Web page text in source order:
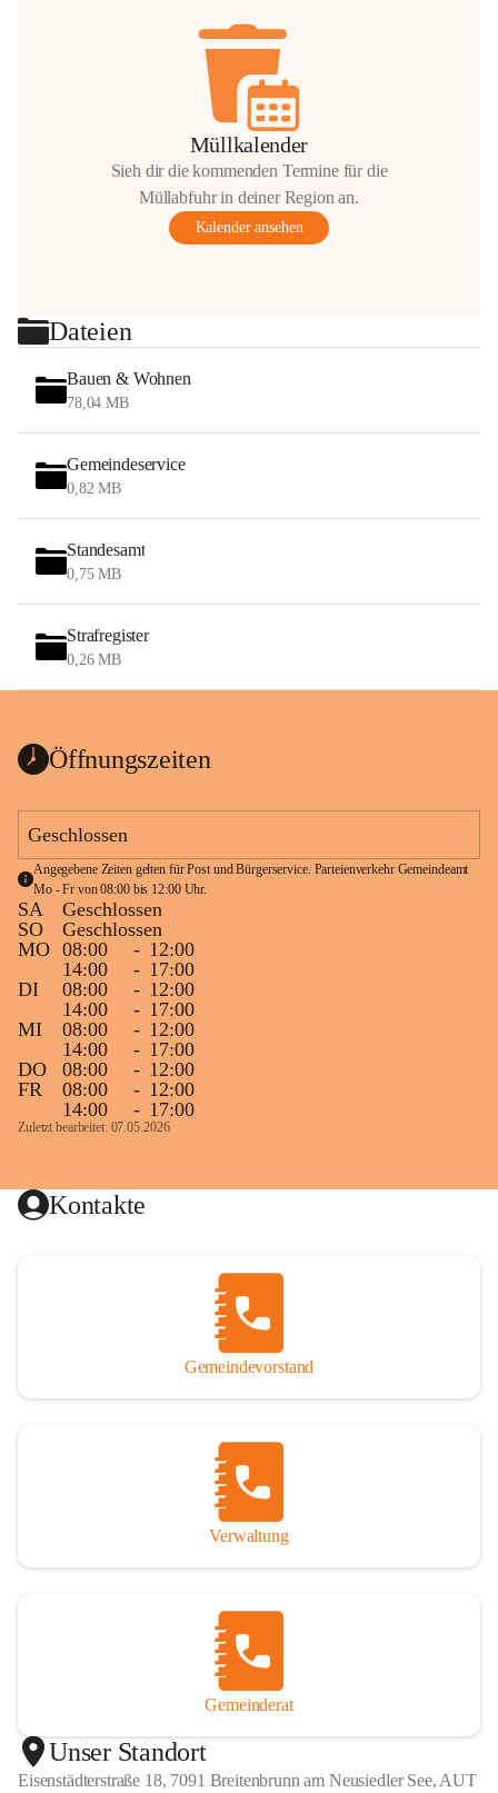
Müllkalender
Sieh dir die kommenden Termine für die
Müllabfuhr in deiner Region an.
Kalender ansehen
Dateien
Bauen & Wohnen
78,04 MB
Gemeindeservice
0,82 MB
Standesamt
0,75 MB
Strafregister
0,26 MB
Öffnungszeiten
Geschlossen
Angegebene Zeiten gelten für Post und Bürgerservice. Parteienverkehr Gemeindeamt
Mo - Fr von 08:00 bis 12:00 Uhr.
SA
Geschlossen
SO
Geschlossen
MO 08:00 - 12:00
14:00
- 17:00
DI
08:00 - 12:00
14:00
- 17:00
MI
08:00 - 12:00
14:00
- 17:00
DO
08:00 - 12:00
FR
08:00 - 12:00
14:00
- 17:00
Zuletzt bearbeitet: 07.05.2026
Kontakte
Gemeindevorstand
Verwaltung
Gemeinderat
Unser Standort
Eisenstädterstraße 18, 7091 Breitenbrunn am Neusiedler See, AUT